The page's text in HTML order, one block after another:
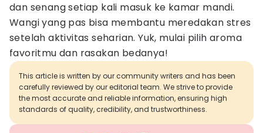
dan senang setiap kali masuk ke kamar mandi.
Wangi yang pas bisa membantu meredakan stres
setelah aktivitas seharian. Yuk, mulai pilih aroma
favoritmu dan rasakan bedanya!
This article is written by our community writers and has been
carefully reviewed by our editorial team. We strive to provide
the most accurate and reliable information, ensuring high
standards of quality, credibility, and trustworthiness.